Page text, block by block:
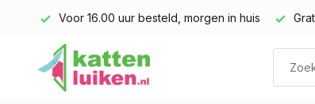
Gratis verzending v.a. € 40,- (Alleen Nederland)